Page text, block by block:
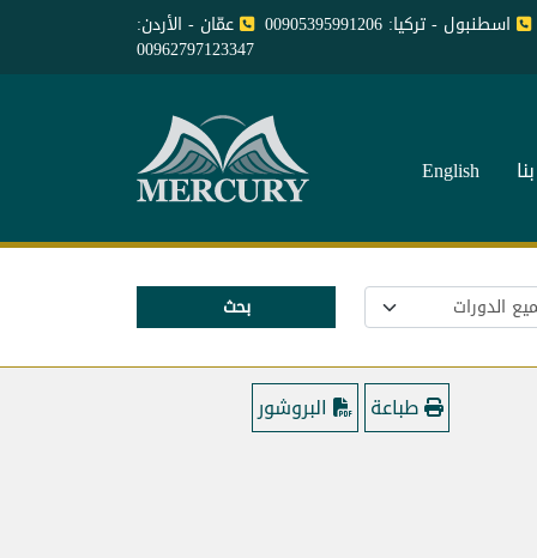
اسطنبول - تركيا: 00905395991206 عمّان - الأردن:
00962797123347
English
بحث
طباعة البروشور